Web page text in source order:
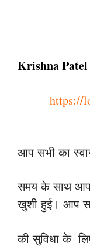
Krishna Patel
https://
आप सभी का
समय के साथ
खुशी हुई। आप
की सुविधा के